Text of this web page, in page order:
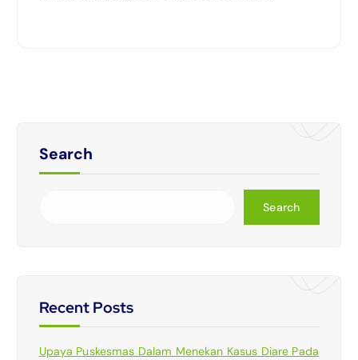
Search
Search
Recent Posts
Upaya Puskesmas Dalam Menekan Kasus Diare Pada